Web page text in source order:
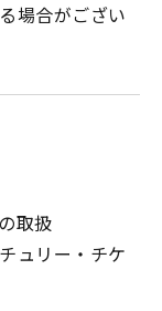
場合がござい
取扱
ュリー・チケ